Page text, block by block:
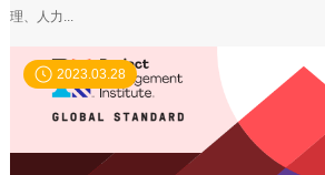
理、人力...
2023.03.28